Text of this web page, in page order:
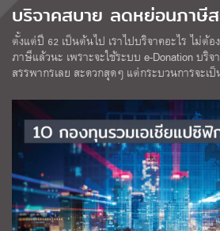
บริจาคสบาย ลดหย่อนภาษี
ตั้งแต่ปี 62 เป็นต้นไป เราไปบริจาคอะไร ไม่ต้
ภาษีแล้วนะ เพราะจะใช้ระบบ e-Donation บริ
สรรพากรเลย สะดวกสุดๆ แต่กระบวนการจะเ